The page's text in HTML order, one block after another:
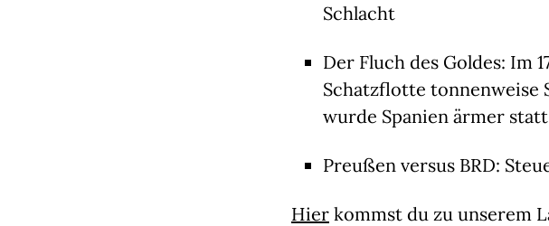
Schlacht
Der Fluch des Goldes: Im
Schatzflotte tonnenweise
wurde Spanien ärmer
Preußen versus BRD:
Hier kommst du zu unserem